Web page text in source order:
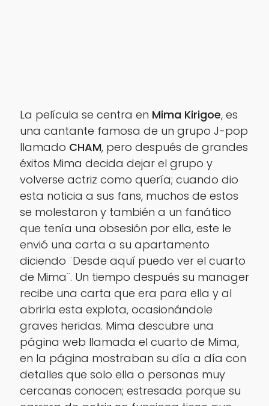
La película se centra en Mima Kirigoe, es
una cantante famosa de un grupo J-pop
llamado CHAM, pero después de grandes
éxitos Mima decida dejar el grupo y
volverse actriz como quería; cuando dio
esta noticia a sus fans, muchos de estos
se molestaron y también a un fanático
que tenía una obsesión por ella, este le
envió una carta a su apartamento
diciendo ¨Desde aquí puedo ver el cuarto
de Mima¨. Un tiempo después su manager
recibe una carta que era para ella y al
abrirla esta explota, ocasionándole
graves heridas. Mima descubre una
página web llamada el cuarto de Mima,
en la página mostraban su día a día con
detalles que solo ella o personas muy
cercanas conocen; estresada porque su